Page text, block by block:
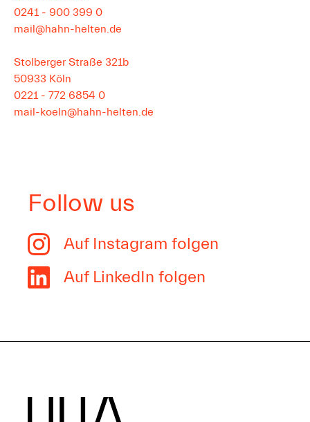
0241 - 900 399 0
mail@hahn-helten.de
Stolberger Straße 321b
50933 Köln
0221 - 772 6854 0
mail-koeln@hahn-helten.de
Follow us
Auf Instagram folgen
Auf LinkedIn folgen